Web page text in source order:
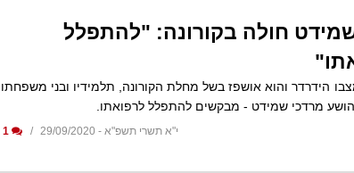
חולה בקורונה: "להתפלל
הידרדר והוא אושפז בשל מחלת הקורונה, תלמידיו ובני משפחתו
מרדכי שמידט - מבקשים להתפלל לרפואתו.
י"א תשרי תשפ"א - 29/09/2020